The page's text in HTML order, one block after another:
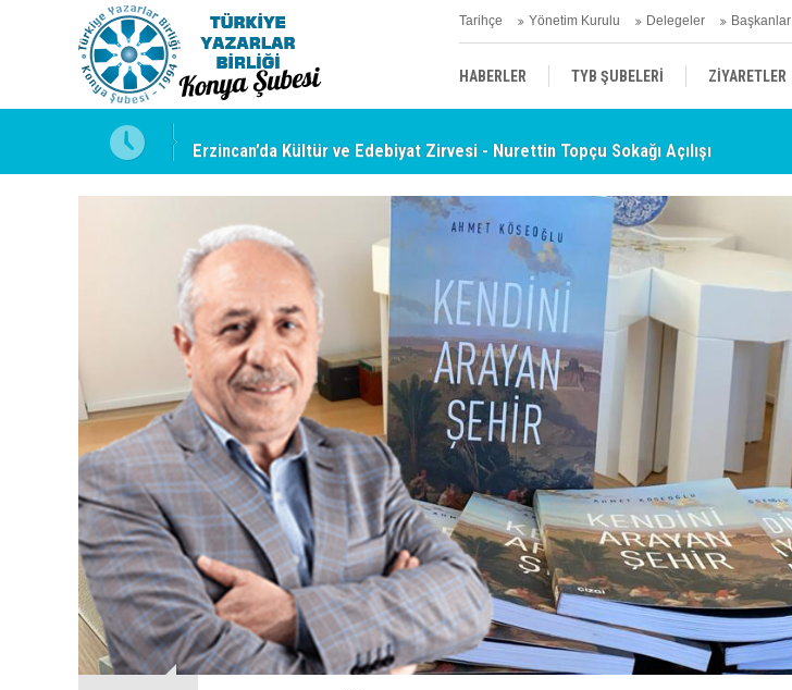
Tarihçe Yönetim Kurulu Delegeler Başkanlar
HABERLER TYB ŞUBELERİ ZİYARETLER
ÜYELERİMİZDEN HABERLER
Erzincan’da Kültür ve Edebiyat Zirvesi - Nurettin Topçu Sokağı Açılışı